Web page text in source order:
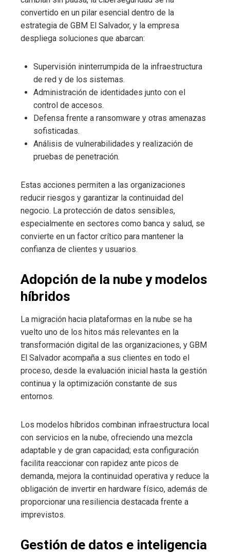
convertido en un pilar esencial dentro de la
estrategia de GBM El Salvador, y la empresa
despliega soluciones que abarcan:
Supervisión ininterrumpida de la infraestructura
de red y de los sistemas.
Administración de identidades junto con el
control de accesos.
Defensa frente a ransomware y otras amenazas
sofisticadas.
Análisis de vulnerabilidades y realización de
pruebas de penetración.
Estas acciones permiten a las organizaciones
reducir riesgos y garantizar la continuidad del
negocio. La protección de datos sensibles,
especialmente en sectores como banca y salud, se
convierte en un factor crítico para mantener la
confianza de clientes y usuarios.
Adopción de la nube y modelos
híbridos
La migración hacia plataformas en la nube se ha
vuelto uno de los hitos más relevantes en la
transformación digital de las organizaciones, y GBM
El Salvador acompaña a sus clientes en todo el
proceso, desde la evaluación inicial hasta la gestión
continua y la optimización constante de sus
entornos.
Los modelos híbridos combinan infraestructura local
con servicios en la nube, ofreciendo una mezcla
adaptable y de gran capacidad; esta configuración
facilita reaccionar con rapidez ante picos de
demanda, mejora la continuidad operativa y reduce la
obligación de invertir en hardware físico, además de
proporcionar una resiliencia destacada frente a
imprevistos.
Gestión de datos e inteligencia